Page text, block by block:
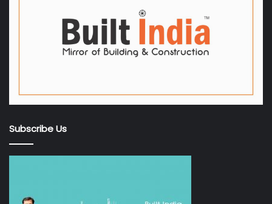
Subscribe Us